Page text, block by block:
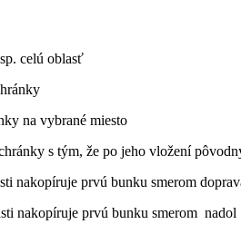
celú oblasť
na vybrané miesto
s tým, že po jeho vložení
prvú bunku smerom
prvú bunku smerom nadol